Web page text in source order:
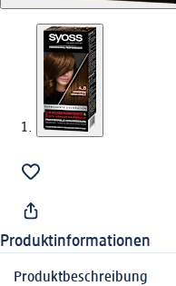
Produktinformationen
Produktbeschreibung